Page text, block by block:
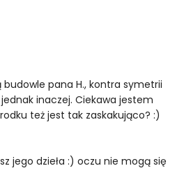
pana H., kontra symetrii
inaczej. Ciekawa jestem
też jest tak zaskakująco? :)
jego dzieła :) oczu nie mogą się